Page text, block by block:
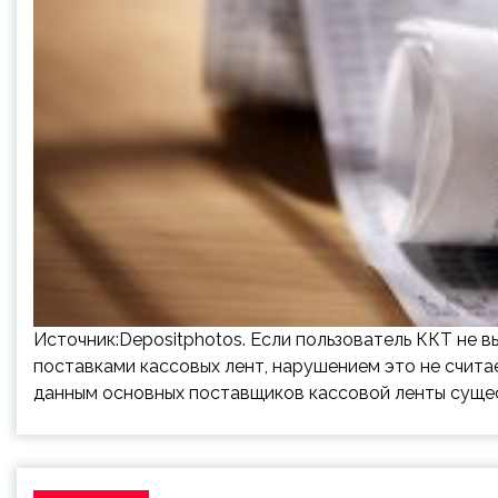
Источник:Depositphotos. Если пользователь ККТ не
поставками кассовых лент, нарушением это не
данным основных поставщиков кассовой ленты